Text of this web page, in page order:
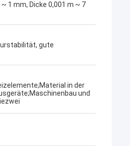
1 mm, Dicke 0,001 m ~ 7
gute
in der
und